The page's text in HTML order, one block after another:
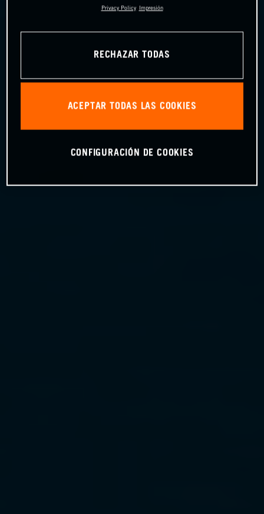
Privacy Policy Impresión
RECHAZAR TODAS
ACEPTAR TODAS LAS COOKIES
CONFIGURACIÓN DE COOKIES